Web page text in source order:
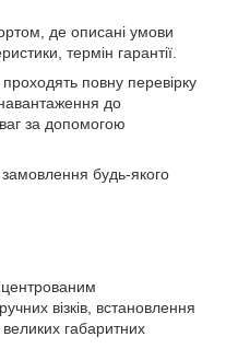
де описані умови
термін гарантії.
повну перевірку
до
за допомогою
будь-якого
візків, встановлення
великих габаритних